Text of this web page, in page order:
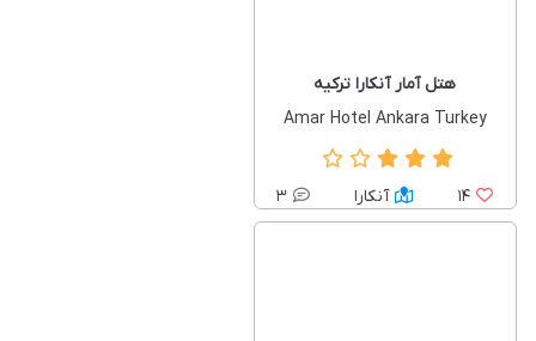
هتل آمار آنکارا ترکیه
Amar Hotel Ankara Turkey
14 آنکارا 3